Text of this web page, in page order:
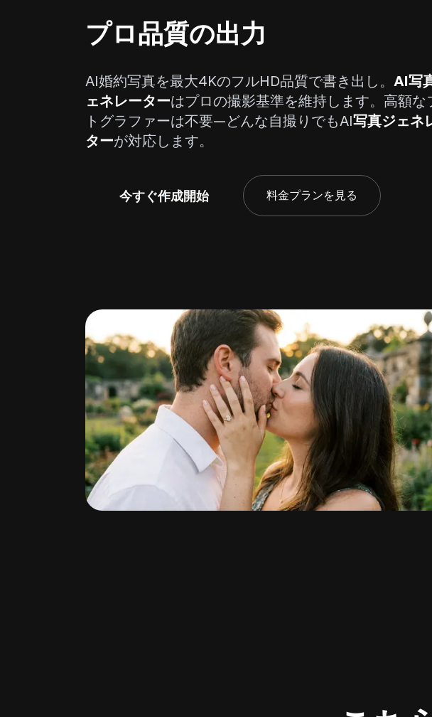
プロ品質の出力
AI婚約写真を最大4KのフルHD品質で書き出し。 AI写
ェネレーターはプロの撮影基準を維持します。高額な
トグラファーは不要—どんな自撮りでもAI写真ジェネ
ターが対応します。
今すぐ作成開始 料金プランを見る